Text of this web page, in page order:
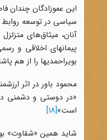
این عموزادگان چندان
سیاسی در توسعه روابط
آنان،‌ میثاق‌های
پیمانهای اخلاقی و
بویراحمدیها را از هم
«در دوستی و دشمنی
است»[18]
شاید همین «شقاوت»